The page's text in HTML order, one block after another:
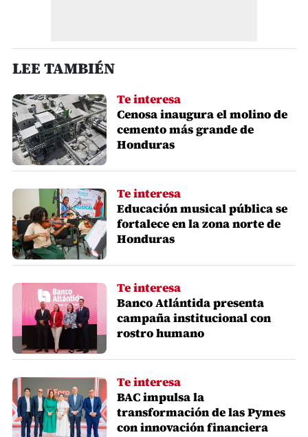
LEE TAMBIÉN
Te interesa
Cenosa inaugura el molino de
cemento más grande de
Honduras
Te interesa
Educación musical pública se
fortalece en la zona norte de
Honduras
Te interesa
Banco Atlántida presenta
campaña institucional con
rostro humano
Te interesa
BAC impulsa la
transformación de las Pymes
con innovación financiera